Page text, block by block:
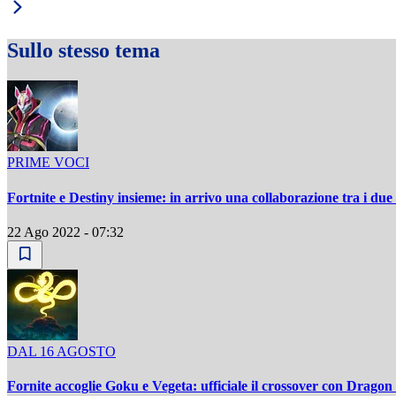
Sullo stesso tema
PRIME VOCI
Fortnite e Destiny insieme: in arrivo una collaborazione tra i due
22 Ago 2022 - 07:32
DAL 16 AGOSTO
Fornite accoglie Goku e Vegeta: ufficiale il crossover con